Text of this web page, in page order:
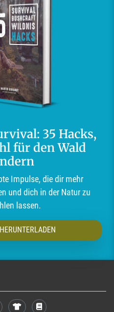
35 Hacks,
für den Wald
Impulse, die dir mehr
und dich in der Natur zu
lassen.